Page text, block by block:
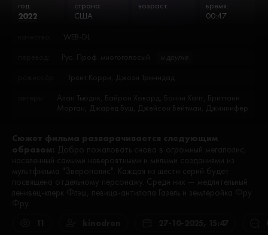
Сюжет фильма разварачивается следующим
образом: Добро пожаловать снова в огромный мегаполис,
населенный самыми невероятными и милыми созданиями из
мультфильма "Зверополис". Каждая из шести серий будет
посвящена отдельному персонажу. Среди них — медлительный
ленивец-клерк Флэш, певица-антилопа Газель и землеройка Фру
Фру.
год:
2022
страна:
США
возраст:
время:
00:47
WEB-DL
Трент Корри, Джози Тринидад
Рус. Проф. многоголосый
Алан Тьюдик, Байрон Ховард, Бонни Хант, Бриттани
Морган, Джаред Буш, Джейсон Бейтман, Джиннифер
ПенаВега, Кристал Кунг, Кристен Белл, Кэти Лоус, Леа
Лэтэм, Марк Льюис, Мишель Бюто, Морис ЛаМарш,
Нейт Торренс, Порша Уильямс, Роуз Портильо,
Рэймонд С. Перси, Шакира, Шарлотта Никдао,
Энджел Паркер